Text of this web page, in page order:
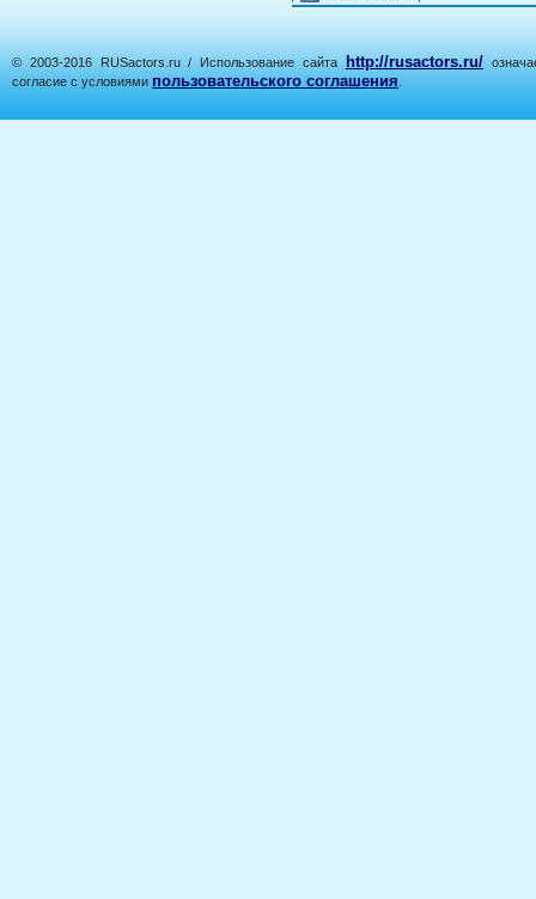
© 2003-2016 RUSactors.ru / Использование сайта http://rusactors.ru/
согласие с условиями пользовательского соглашения